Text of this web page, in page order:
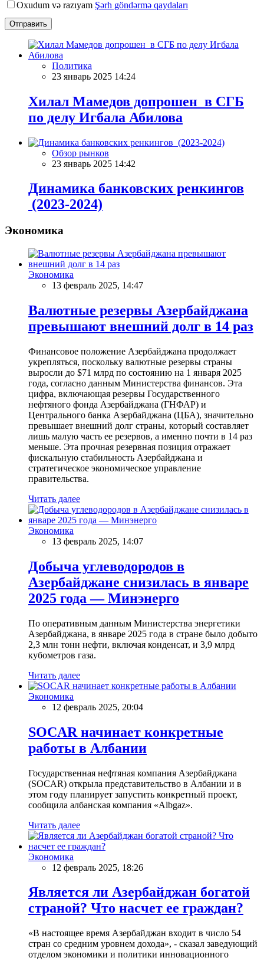
Oxudum və razıyam Şərh göndərmə qaydaları
Отправить
Политика
23 январь 2025 14:24
Хилал Мамедов допрошен в СГБ
по делу Игбала Абилова
Обзор рынков
23 январь 2025 14:42
Динамика банковских ренкингов
(2023-2024)
Экономика
Экономика
13 февраль 2025, 14:47
Валютные резервы Азербайджана
превышают внешний долг в 14 раз
Финансовое положение Азербайджана продолжает
укрепляться, поскольку валютные резервы страны
выросли до $71 млрд по состоянию на 1 января 2025
года, согласно данным Министерства финансов. Эта
цифра, включающая резервы Государственного
нефтяного фонда Азербайджана (ГНФАР) и
Центрального банка Азербайджана (ЦБА), значительно
превышает внешний долг страны, который составляет
лишь малую часть ее резервов, а именно почти в 14 раз
меньше. Эта прочная резервная позиция отражает
фискальную стабильность Азербайджана и
стратегическое экономическое управление
правительства.
Читать далее
Экономика
13 февраль 2025, 14:07
Добыча углеводородов в
Азербайджане снизилась в январе
2025 года — Минэнерго
По оперативным данным Министерства энергетики
Азербайджана, в январе 2025 года в стране было добыто
2,3 млн тонн нефти, включая конденсат, и 3,9 млрд
кубометров газа.
Читать далее
Экономика
12 февраль 2025, 20:04
SOCAR начинает конкретные
работы в Албании
Государственная нефтяная компания Азербайджана
(SOCAR) открыла представительство в Албании и в
этом году планирует запустить конкретный проект,
сообщила албанская компания «Albgaz».
Читать далее
Экономика
12 февраль 2025, 18:26
Является ли Азербайджан богатой
страной? Что насчет ее граждан?
«В настоящее время Азербайджан входит в число 54
стран со средним уровнем дохода», - сказал заведующий
отделом экономики и политики инновационного